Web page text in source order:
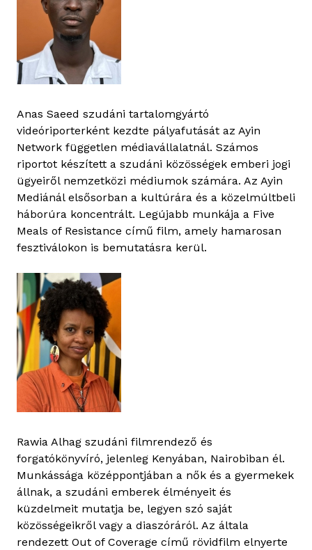
Anas Saeed szudáni tartalomgyártó
videóriporterként kezdte pályafutását az Ayin
Network független médiavállalatnál. Számos
riportot készített a szudáni közösségek emberi jogi
ügyeiről nemzetközi médiumok számára. Az Ayin
Mediánál elsősorban a kultúrára és a közelmúltbeli
háborúra koncentrált. Legújabb munkája a Five
Meals of Resistance című film, amely hamarosan
fesztiválokon is bemutatásra kerül.
Rawia Alhag szudáni filmrendező és
forgatókönyvíró, jelenleg Kenyában, Nairobiban él.
Munkássága középpontjában a nők és a gyermekek
állnak, a szudáni emberek élményeit és
küzdelmeit mutatja be, legyen szó saját
közösségeikről vagy a diaszóráról. Az általa
rendezett Out of Coverage című rövidfilm elnyerte